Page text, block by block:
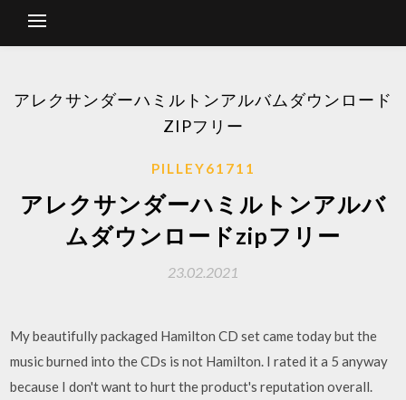
アレクサンダーハミルトンアルバムダウンロード
ZIPフリー
PILLEY61711
アレクサンダーハミルトンアルバ
ムダウンロードzipフリー
23.02.2021
My beautifully packaged Hamilton CD set came today but the
music burned into the CDs is not Hamilton. I rated it a 5 anyway
because I don't want to hurt the product's reputation overall.